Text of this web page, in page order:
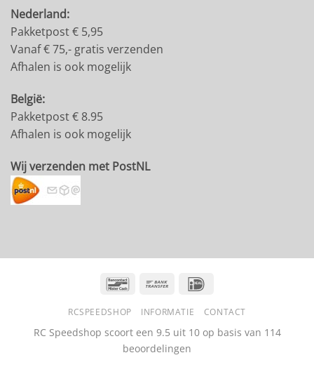
Nederland:
Pakketpost € 5,95
Vanaf € 75,- gratis verzenden
Afhalen is ook mogelijk
België:
Pakketpost € 8.95
Afhalen is ook mogelijk
Wij verzenden met PostNL
BancontactBank
RCSPEEDSHOP INFORMATIE CONTACT
RC Speedshop scoort een 9.5 uit 10op basis van 114
beoordelingen